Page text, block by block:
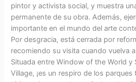
pintor y activista social, y muestra
permanente de su obra. Además,
importante en el mundo del arte
Por desgracia, está cerrada por
recomiendo su visita cuando vuelva
Situada entre Window of the World y
Village, ¡es un respiro de los